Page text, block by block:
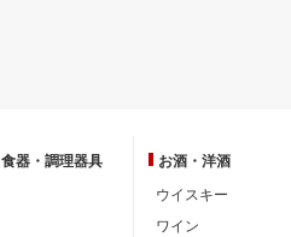
食器・調理器具
お酒・洋酒
ウイスキー
ワイン